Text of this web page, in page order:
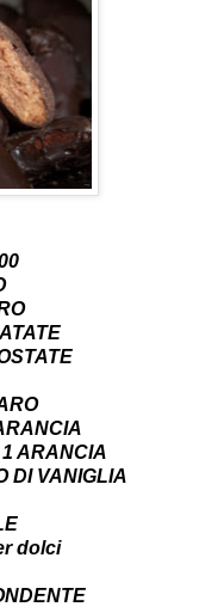
ARANCIA
DI VANIGLIA
dolci